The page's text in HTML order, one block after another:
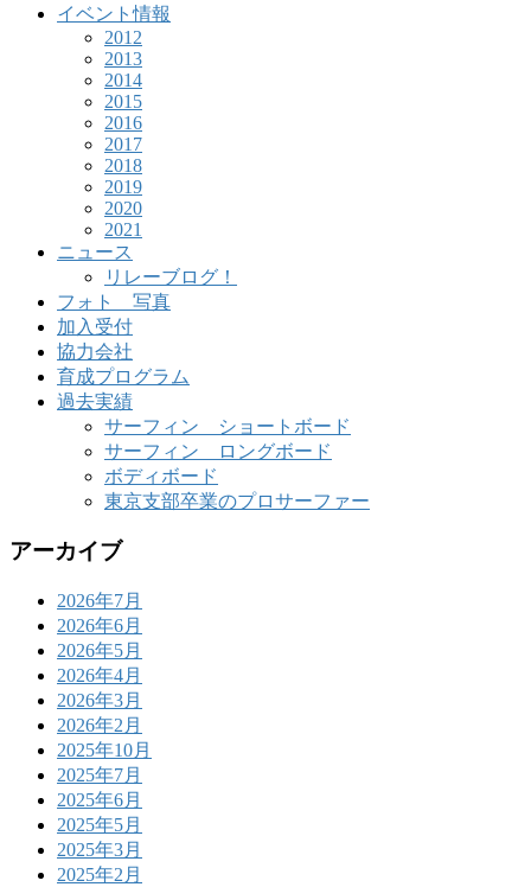
イベント情報
2012
2013
2014
2015
2016
2017
2018
2019
2020
2021
ニュース
リレーブログ！
フォト 写真
加入受付
協力会社
育成プログラム
過去実績
サーフィン ショートボード
サーフィン ロングボード
ボディボード
東京支部卒業のプロサーファー
アーカイブ
2026年7月
2026年6月
2026年5月
2026年4月
2026年3月
2026年2月
2025年10月
2025年7月
2025年6月
2025年5月
2025年3月
2025年2月